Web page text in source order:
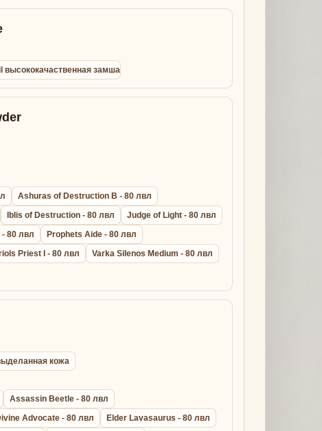
высококачаственная замша
Ashuras of Destruction B - 80 лвл
Iblis of Destruction - 80 лвл
Judge of Light - 80 лвл
80 лвл
Prophets Aide - 80 лвл
Priest I - 80 лвл Varka Silenos Medium - 80 лвл
кожа
Assassin Beetle - 80 лвл
Advocate - 80 лвл
Elder Lavasaurus - 80 лвл